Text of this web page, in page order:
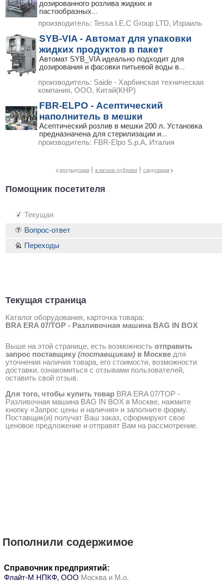
дозированного розлива жидких и
пастообразных...
производитель: Tessa I.E.C Group LTD, Израиль
SYB-VIA - Автомат для упаковки
жидких продуктов в пакет
Автомат SYB_VIA идеально подходит для
дозирования и фасовки питьевой воды в...
производитель: Saide - Харбинская техническая
компания, ООО, Китай(КНР)
FBR-ELPO - Асептический
наполнитель в мешки
Асептический розлив в мешки 200 л. Установка
предназначена для стерилизации и...
производитель: FBR-Elpo S.p.A, Италия
предыдущая | в начало рубрики | следующая
Помощник посетителя
Текущая
Текущая страница
Каталог оборудования, карточка товара:
BRA ERA 07/TOP - Разливочная машина BAG IN BOX
Выше на этой странице, есть возможность отправить
запрос поставщику (поставщикам) в Москве для
уточнения наличия товара, его стоимости, возможности
доставки, ознакомиться с отзывами пользователей,
оставить свой отзыв.
Для того, чтобы купить товар BRA ERA 07/TOP -
Разливочная машина BAG IN BOX в Москве, нажмите
кнопку «Запрос цены и наличия» и заполните форму.
Поставщик(и) получат Ваш заказ, сформируют свое
ценовое предложение и отправят Вам на рассмотрение.
Вопрос-ответ
Переходы
Пополнили содержимое
Справочник предприятий:
Флайт-М НПКФ, ООО Москва и М.о.